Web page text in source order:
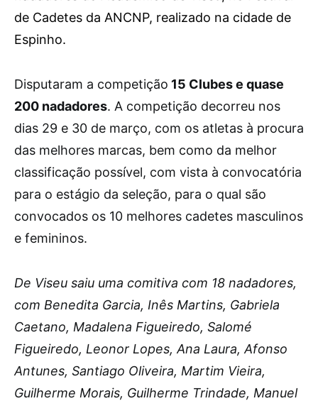
de Cadetes da ANCNP, realizado na cidade de
Espinho.
Disputaram a competição 15 Clubes e quase
200 nadadores. A competição decorreu nos
dias 29 e 30 de março, com os atletas à procura
das melhores marcas, bem como da melhor
classificação possível, com vista à convocatória
para o estágio da seleção, para o qual são
convocados os 10 melhores cadetes masculinos
e femininos.
De Viseu saiu uma comitiva com 18 nadadores,
com Benedita Garcia, Inês Martins, Gabriela
Caetano, Madalena Figueiredo, Salomé
Figueiredo, Leonor Lopes, Ana Laura, Afonso
Antunes, Santiago Oliveira, Martim Vieira,
Guilherme Morais, Guilherme Trindade, Manuel